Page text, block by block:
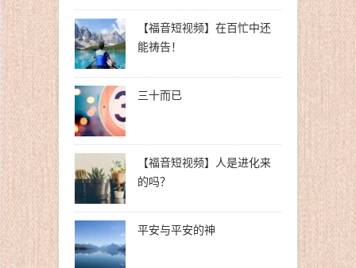
【福音短视频】在百忙中还
能祷告！
三十而已
【福音短视频】人是进化来
的吗？
平安与平安的神